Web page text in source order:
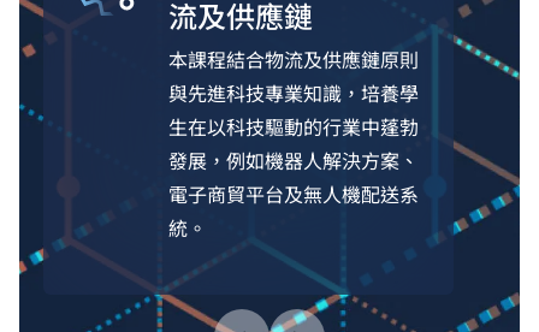
流及供應鏈
本課程結合物流及供應鏈原則
與先進科技專業知識，培養學
生在以科技驅動的行業中蓬勃
發展，例如機器人解決方案、
電子商貿平台及無人機配送系
統。